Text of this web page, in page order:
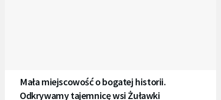
Mała miejscowość o bogatej historii.
Odkrywamy tajemnicę wsi Żuławki